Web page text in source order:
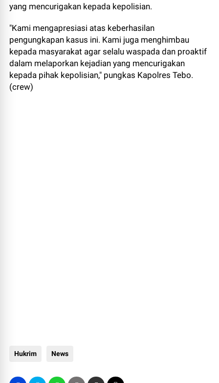
yang mencurigakan kepada kepolisian.
"Kami mengapresiasi atas keberhasilan
pengungkapan kasus ini. Kami juga menghimbau
kepada masyarakat agar selalu waspada dan proaktif
dalam melaporkan kejadian yang mencurigakan
kepada pihak kepolisian," pungkas Kapolres Tebo.
(crew)
Hukrim News